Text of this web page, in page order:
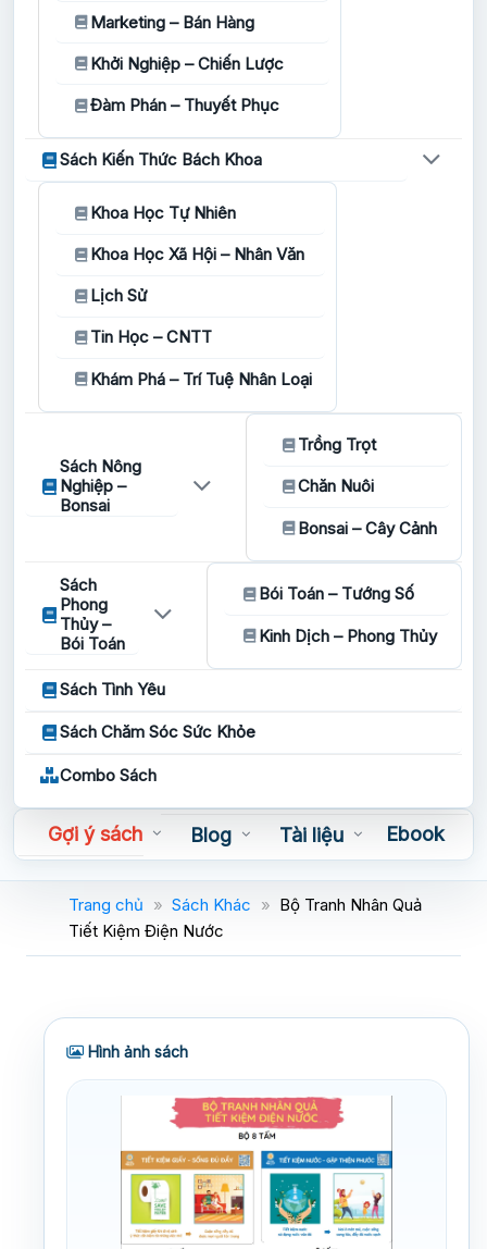
Marketing – Bán Hàng
Khởi Nghiệp – Chiến Lược
Đàm Phán – Thuyết Phục
Sách Kiến Thức Bách Khoa
Khoa Học Tự Nhiên
Khoa Học Xã Hội – Nhân Văn
Lịch Sử
Tin Học – CNTT
Khám Phá – Trí Tuệ Nhân Loại
Sách Nông
Nghiệp –
Bonsai
Trồng Trọt
Chăn Nuôi
Bonsai – Cây Cảnh
Sách
Phong
Thủy –
Bói Toán
Bói Toán – Tướng Số
Kinh Dịch – Phong Thủy
Sách Tình Yêu
Sách Chăm Sóc Sức Khỏe
Combo Sách
Gợi ý sách Blog Tài liệu
Ebook
Sách nói
Trang chủ » Sách Khác » Bộ Tranh Nhân Quả
Tiết Kiệm Điện Nước
Hình ảnh sách